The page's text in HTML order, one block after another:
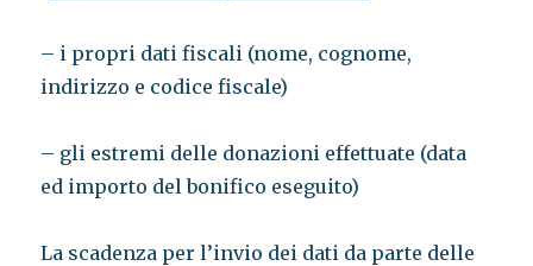
– i propri dati fiscali (nome, cognome,
indirizzo e codice fiscale)
– gli estremi delle donazioni effettuate (data
ed importo del bonifico eseguito)
La scadenza per l’invio dei dati da parte delle